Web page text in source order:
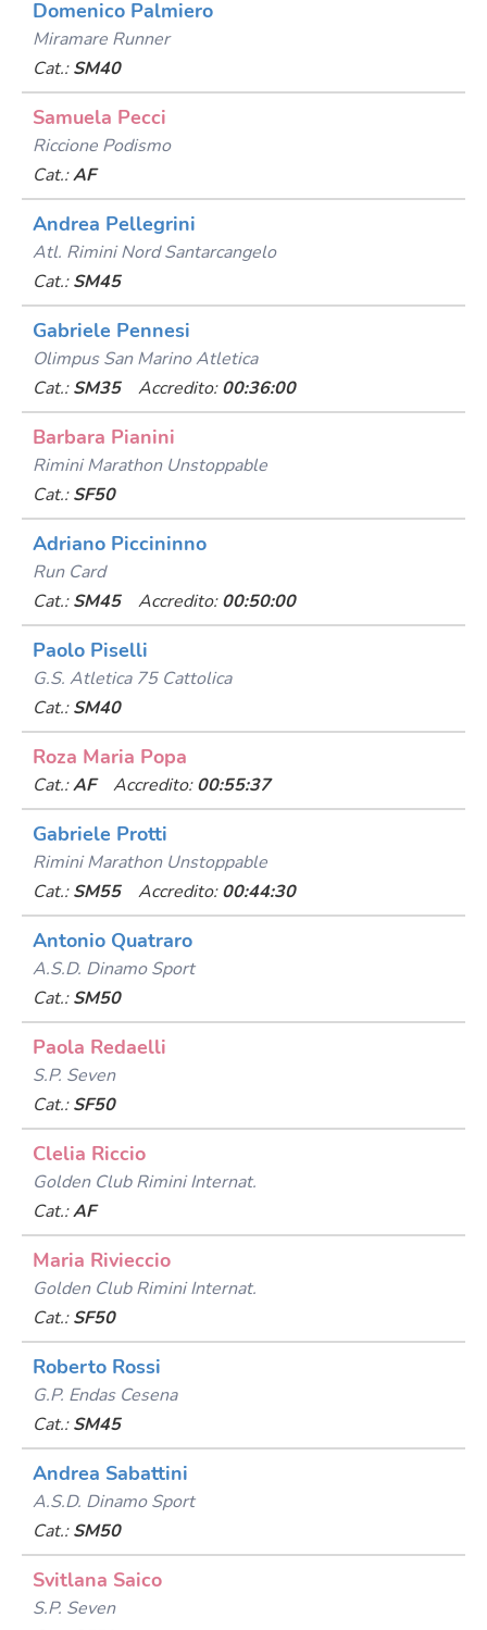
Domenico Palmiero
Miramare Runner
Cat.: SM40
Samuela Pecci
Riccione Podismo
Cat.:AF
Andrea Pellegrini
Atl. Rimini Nord Santarcangelo
Cat.: SM45
Gabriele Pennesi
Olimpus San Marino Atletica
Cat.: SM35 Accredito: 00:36:00
Barbara Pianini
Rimini Marathon Unstoppable
Cat.: SF50
Adriano Piccininno
Run Card
Cat.: SM45 Accredito: 00:50:00
Paolo Piselli
G.s. Atletica 75 Cattolica
Cat.: SM40
Roza Maria Popa
Cat.:AF Accredito: 00:55:37
Gabriele Protti
Rimini Marathon Unstoppable
Cat.: SM55 Accredito: 00:44:30
Antonio Quatraro
A.s.d. Dinamo Sport
Cat.: SM50
Paola Redaelli
S.p. Seven
Cat.: SF50
Clelia Riccio
Golden Club Rimini Internat.
Cat.:AF
Maria Rivieccio
Golden Club Rimini Internat.
Cat.: SF50
Roberto Rossi
G.p. Endas Cesena
Cat.: SM45
Andrea Sabattini
A.s.d. Dinamo Sport
Cat.: SM50
Svitlana Saico
S.p. Seven